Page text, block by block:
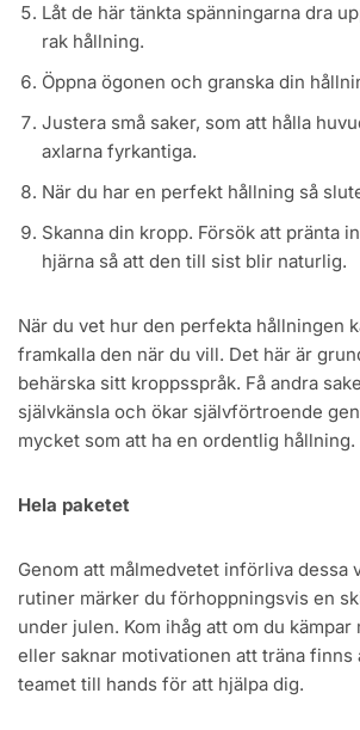
Låt de här tänkta spänningarna dra
rak hållning.
Öppna ögonen och granska din
Justera små saker, som att hålla
axlarna fyrkantiga.
När du har en perfekt hållning så
Skanna din kropp. Försök att pränta
hjärna så att den till sist blir naturlig.
När du vet hur den perfekta hållningen
framkalla den när du vill. Det här är
behärska sitt kroppsspråk. Få andra
självkänsla och ökar självförtroende
mycket som att ha en ordentlig hållning.
Hela paketet
Genom att målmedvetet införliva dessa
rutiner märker du förhoppningsvis en
under julen. Kom ihåg att om du kämpar
eller saknar motivationen att träna finns
teamet till hands för att hjälpa dig.